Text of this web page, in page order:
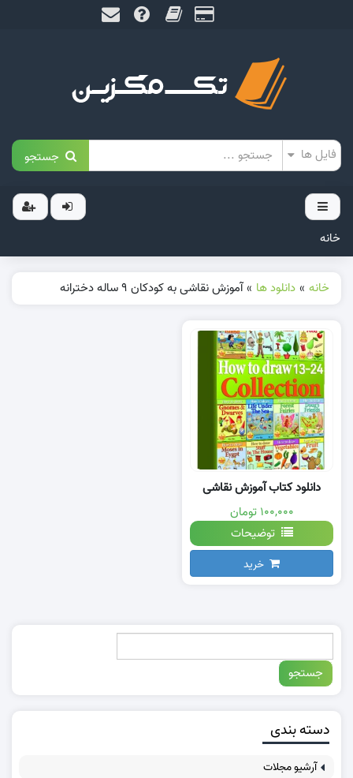
جستجو
خانه
خانه » دانلود ها » آموزش نقاشی به کودکان 9 ساله دخترانه
دانلود کتاب آموزش نقاشی
۱۰۰,۰۰۰ تومان
توضیحات
خرید
دسته بندی
آرشیو مجلات